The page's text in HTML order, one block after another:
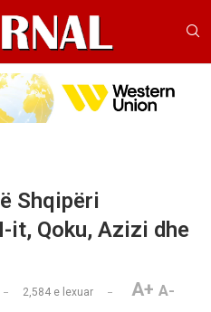
Shqipëri
it, Qoku, Azizi dhe
2,584 e lexuar A+ A-